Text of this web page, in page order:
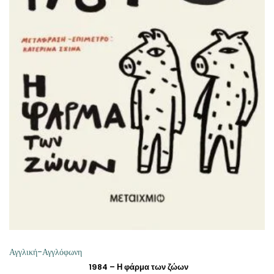
ΠΡΟΣΘΉΚΗ ΣΤΟ ΚΑΛΆΘΙ
Αγγλική-Αγγλόφωνη
1984 – Η φάρμα των ζώων